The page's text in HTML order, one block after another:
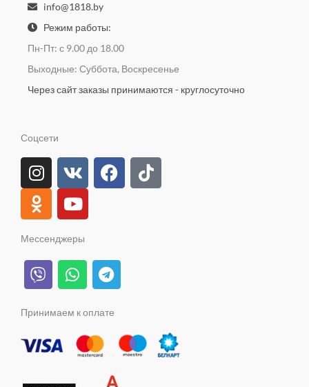
info@1818.by
Режим работы:
Пн-Пт: с 9.00 до 18.00
Выходные: Суббота, Воскресенье
Через сайт заказы принимаются - круглосуточно
Соцсети
I
n
s
t
a
r
a
V
k
F
a
o
k
T
i
O
d
n
o
k
a
s
n
i
k
Y
o
u
t
u
b
e
Мессенджеры
V
i
e
W
h
t
a
p
T
e
e
m
Принимаем к оплате